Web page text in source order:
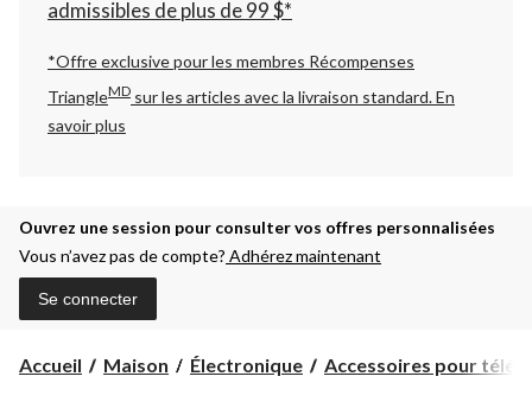
admissibles de plus de 99 $*
*Offre exclusive pour les membres Récompenses
TriangleMD sur les articles avec la livraison standard.En
savoir plus
Ouvrez une session pour consulter vos offres personnalisées
Vous n’avez pas de compte? Adhérez maintenant
Se connecter
Accueil Maison Électronique Accessoires pour